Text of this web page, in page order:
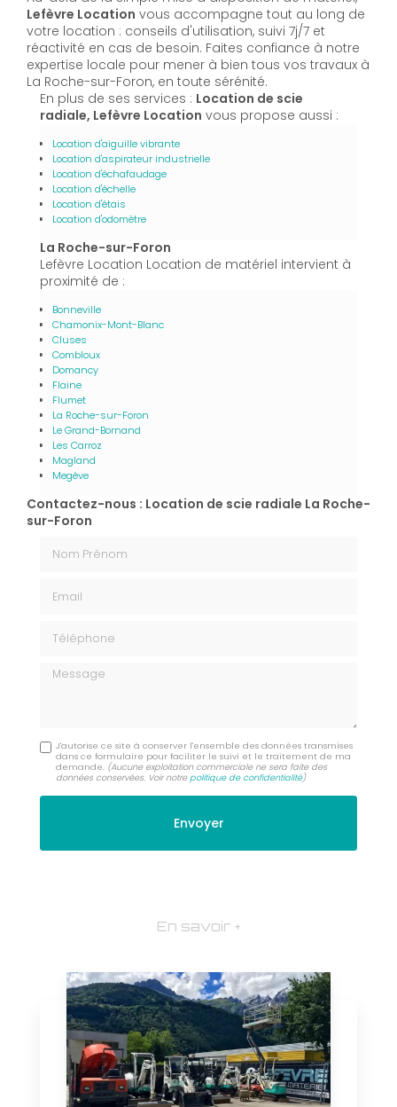
Lefèvre Location vous accompagne tout au long de
votre location : conseils d'utilisation, suivi 7j/7 et
réactivité en cas de besoin. Faites confiance à notre
expertise locale pour mener à bien tous vos travaux à
La Roche-sur-Foron, en toute sérénité.
En plus de ses services : Location de scie
radiale, Lefèvre Location vous propose aussi :
Location d'aiguille vibrante
Location d'aspirateur industrielle
Location d'échafaudage
Location d'échelle
Location d'étais
Location d'odomètre
La Roche-sur-Foron
Lefèvre Location Location de matériel intervient à
proximité de :
Bonneville
Chamonix-Mont-Blanc
Cluses
Combloux
Domancy
Flaine
Flumet
La Roche-sur-Foron
Le Grand-Bornand
Les Carroz
Magland
Megève
Contactez-nous : Location de scie radiale La Roche-
sur-Foron
Message
J'autorise ce site à conserver l'ensemble des données transmises
dans ce formulaire pour faciliter le suivi et le traitement de ma
demande. (Aucune exploitation commerciale ne sera faite des
données conservées. Voir notrepolitique de confidentialité)
En savoir +